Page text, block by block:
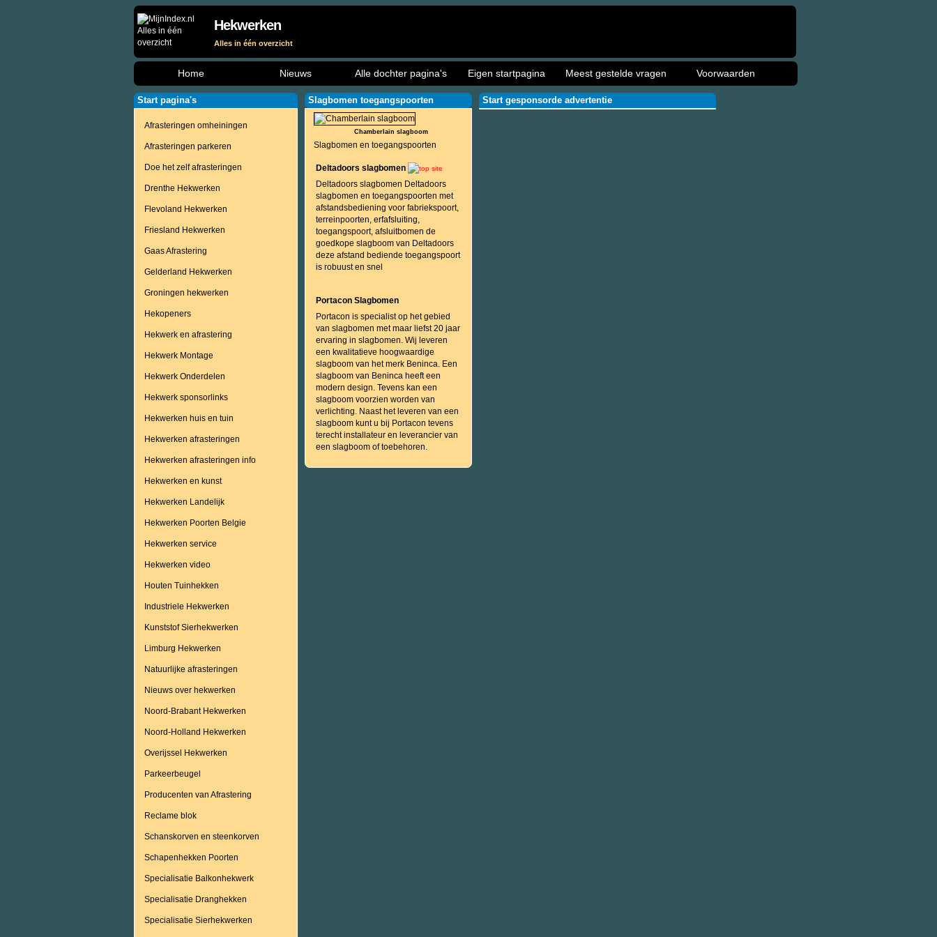
Hekwerken
Alles in één overzicht
Home Nieuws Alle dochter pagina's Eigen startpagina Meest gestelde vragen Voorwaarden
Start pagina's
Afrasteringen omheiningen
Afrasteringen parkeren
Doe het zelf afrasteringen
Drenthe Hekwerken
Flevoland Hekwerken
Friesland Hekwerken
Gaas Afrastering
Gelderland Hekwerken
Groningen hekwerken
Hekopeners
Hekwerk en afrastering
Hekwerk Montage
Hekwerk Onderdelen
Hekwerk sponsorlinks
Hekwerken huis en tuin
Hekwerken afrasteringen
Hekwerken afrasteringen info
Hekwerken en kunst
Hekwerken Landelijk
Hekwerken Poorten Belgie
Hekwerken service
Hekwerken video
Houten Tuinhekken
Industriele Hekwerken
Kunststof Sierhekwerken
Limburg Hekwerken
Natuurlijke afrasteringen
Nieuws over hekwerken
Noord-Brabant Hekwerken
Noord-Holland Hekwerken
Overijssel Hekwerken
Parkeerbeugel
Producenten van Afrastering
Reclame blok
Schanskorven en steenkorven
Schapenhekken Poorten
Specialisatie Balkonhekwerk
Specialisatie Dranghekken
Specialisatie Sierhekwerken
Slagbomen toegangspoorten
Chamberlain slagboom
Slagbomen en toegangspoorten
Deltadoors slagbomen
Deltadoors slagbomen Deltadoors
slagbomen en toegangspoorten met
afstandsbediening voor fabriekspoort,
terreinpoorten, erfafsluiting,
toegangspoort, afsluitbomen de
goedkope slagboom van Deltadoors
deze afstand bediende toegangspoort
is robuust en snel
Portacon Slagbomen
Portacon is specialist op het gebied
van slagbomen met maar liefst 20 jaar
ervaring in slagbomen. Wij leveren
een kwalitatieve hoogwaardige
slagboom van het merk Beninca. Een
slagboom van Beninca heeft een
modern design. Tevens kan een
slagboom voorzien worden van
verlichting. Naast het leveren van een
slagboom kunt u bij Portacon tevens
terecht installateur en leverancier van
een slagboom of toebehoren.
Start gesponsorde advertentie